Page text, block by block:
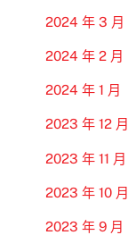
2024 年 3 月
2024 年 2 月
2024 年 1 月
2023 年 12 月
2023 年 11 月
2023 年 10 月
2023 年 9 月